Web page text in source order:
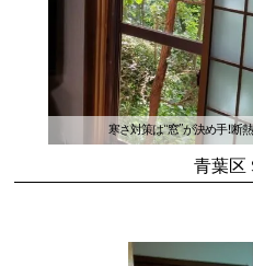
青葉区
寒さ対策は“窓”が決め手！断